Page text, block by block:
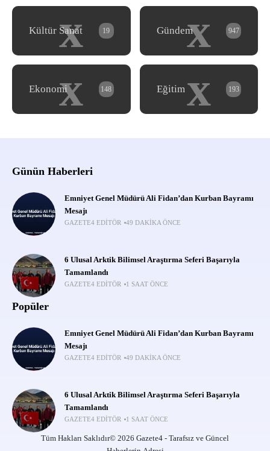
x
Kültür Sanat 19 x
Gündem 947
x
Ekonomi 148 x
Eğitim 193
Günün Haberleri
Emniyet Genel Müdürü Ali Fidan’dan Kurban Bayramı
Mesajı
GAZETE4 EDITÖR 49 DAKIKA ÖNCE
6 Ulusal Arktik Bilimsel Araştırma Seferi Başarıyla
Tamamlandı
GAZETE4 EDITÖR 1 SAAT ÖNCE
Popüler
Emniyet Genel Müdürü Ali Fidan’dan Kurban Bayramı
Mesajı
GAZETE4 EDITÖR 49 DAKIKA ÖNCE
6 Ulusal Arktik Bilimsel Araştırma Seferi Başarıyla
Tamamlandı
GAZETE4 EDITÖR 1 SAAT ÖNCE
Tüm Hakları Saklıdır© 2026 Gazete4 - Tarafsız ve Güncel